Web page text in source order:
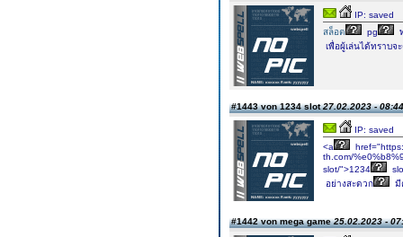
IP: saved
สล็อต
pg
เพื่อผู้เล่นได้ทราบจ
#1443 von 1234 slot27.02.2023 - 08:44
IP: saved
<a
th.com/
slot/">1234
อย่างสะดวก
มี
#1442 von mega game25.02.2023 -